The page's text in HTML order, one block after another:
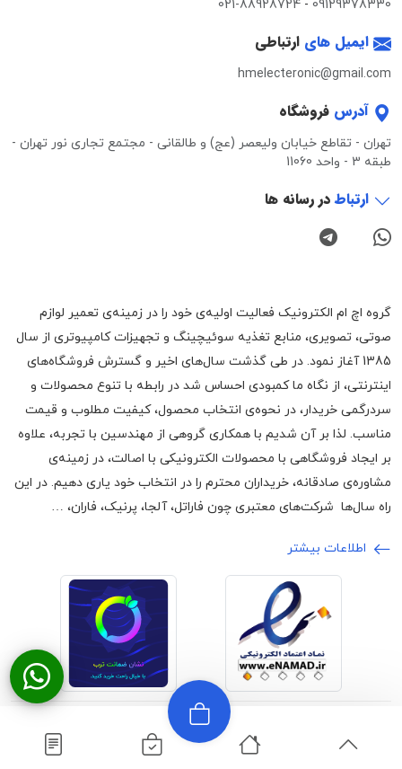
09129378330
-
021-88928724
ایمیل های ارتباطی
hmelecteronic@gmail.com
آدرس فروشگاه
تهران - تقاطع خیابان ولیعصر (عج) و طالقانی - مجتمع تجاری نور تهران -
طبقه 3 - واحد 11060
ارتباطدر رسانه ها
گروه اچ ام الکترونیک فعالیت اولیه‌ی خود را در زمینه‌‌ی تعمیر لوازم
صوتی، تصویری، منابع تغذیه سوئیچینگ و تجهیزات کامپیوتری از سال
1385 آغاز نمود. در طی گذشت سال‌های اخیر و گسترش فروشگاه‌های
اینترنتی، از نگاه ما کمبودی احساس شد در رابطه با تنوع محصولات و
سردرگمی خریدار، در نحوه‌ی انتخاب محصول، کیفیت مطلوب و قیمت
مناسب. لذا بر آن شدیم با همکاری گروهی از مهندسین با تجربه، علاوه
بر ایجاد فروشگاهی با محصولات الکترونیکی با اصالت، در زمینه‌ی
مشاوره‌ی صادقانه، خریداران محترم را در انتخاب خود یاری دهیم. در این
راه سال‌ها شرکت‌های معتبری چون فاراتل، آلجا، پرنیک، فاران، …
اطلاعات بیشتر
©2024 تمامی حقوق برای وبسایت اچ ام
الکترونیک محفوظ است
صادق